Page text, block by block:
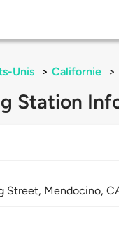
Unis > Californie >
Station
Street, Mendocino,